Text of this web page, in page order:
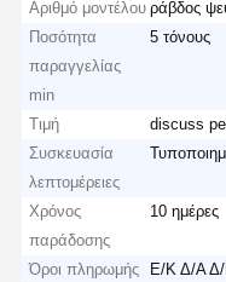
Αριθμό μοντέλου ράβδος
Ποσότητα
παραγγελίας
min
5 τόνους
Τιμή
discuss
Συσκευασία
λεπτομέρειες
Χρόνος
παράδοσης
10 ημέρες
Όροι πληρωμής
Ε/Κ Δ/Α